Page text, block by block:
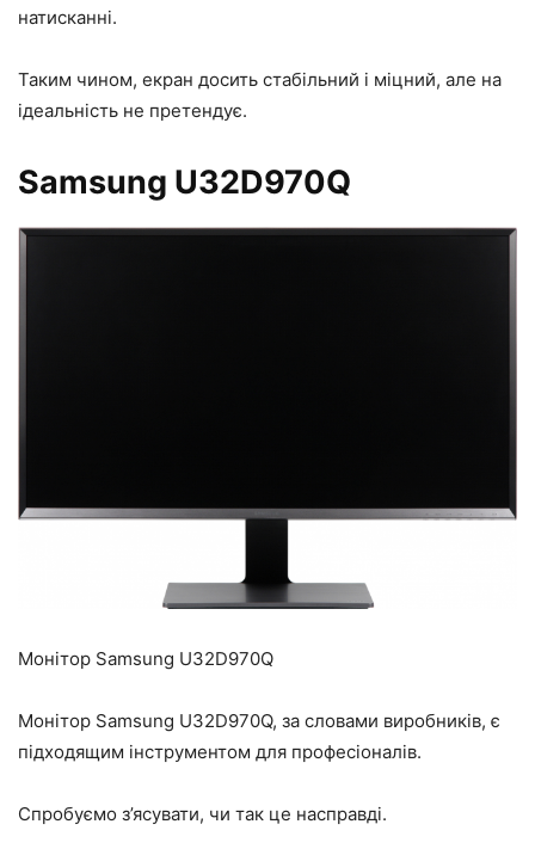
натисканні.
Таким чином, екран досить стабільний і міцний, але на
ідеальність не претендує.
Samsung U32D970Q
Монітор Samsung U32D970Q
Монітор Samsung U32D970Q, за словами виробників, є
підходящим інструментом для професіоналів.
Спробуємо з’ясувати, чи так це насправді.